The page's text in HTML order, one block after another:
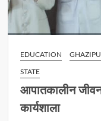
EDUCATION
STATE
आपातकालीन
कार्यशाला